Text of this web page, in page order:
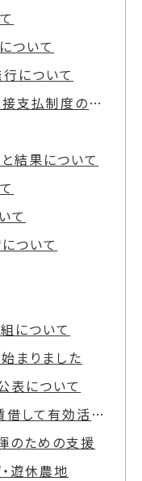
ついて
について
度の実施状況
結果について
て
ついて
について
まりました
表について
用を図りませんか！
のための支援
遊休農地